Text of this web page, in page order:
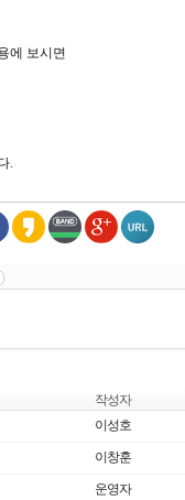
에 보시면
.
작성자
이성호
이창훈
운영자